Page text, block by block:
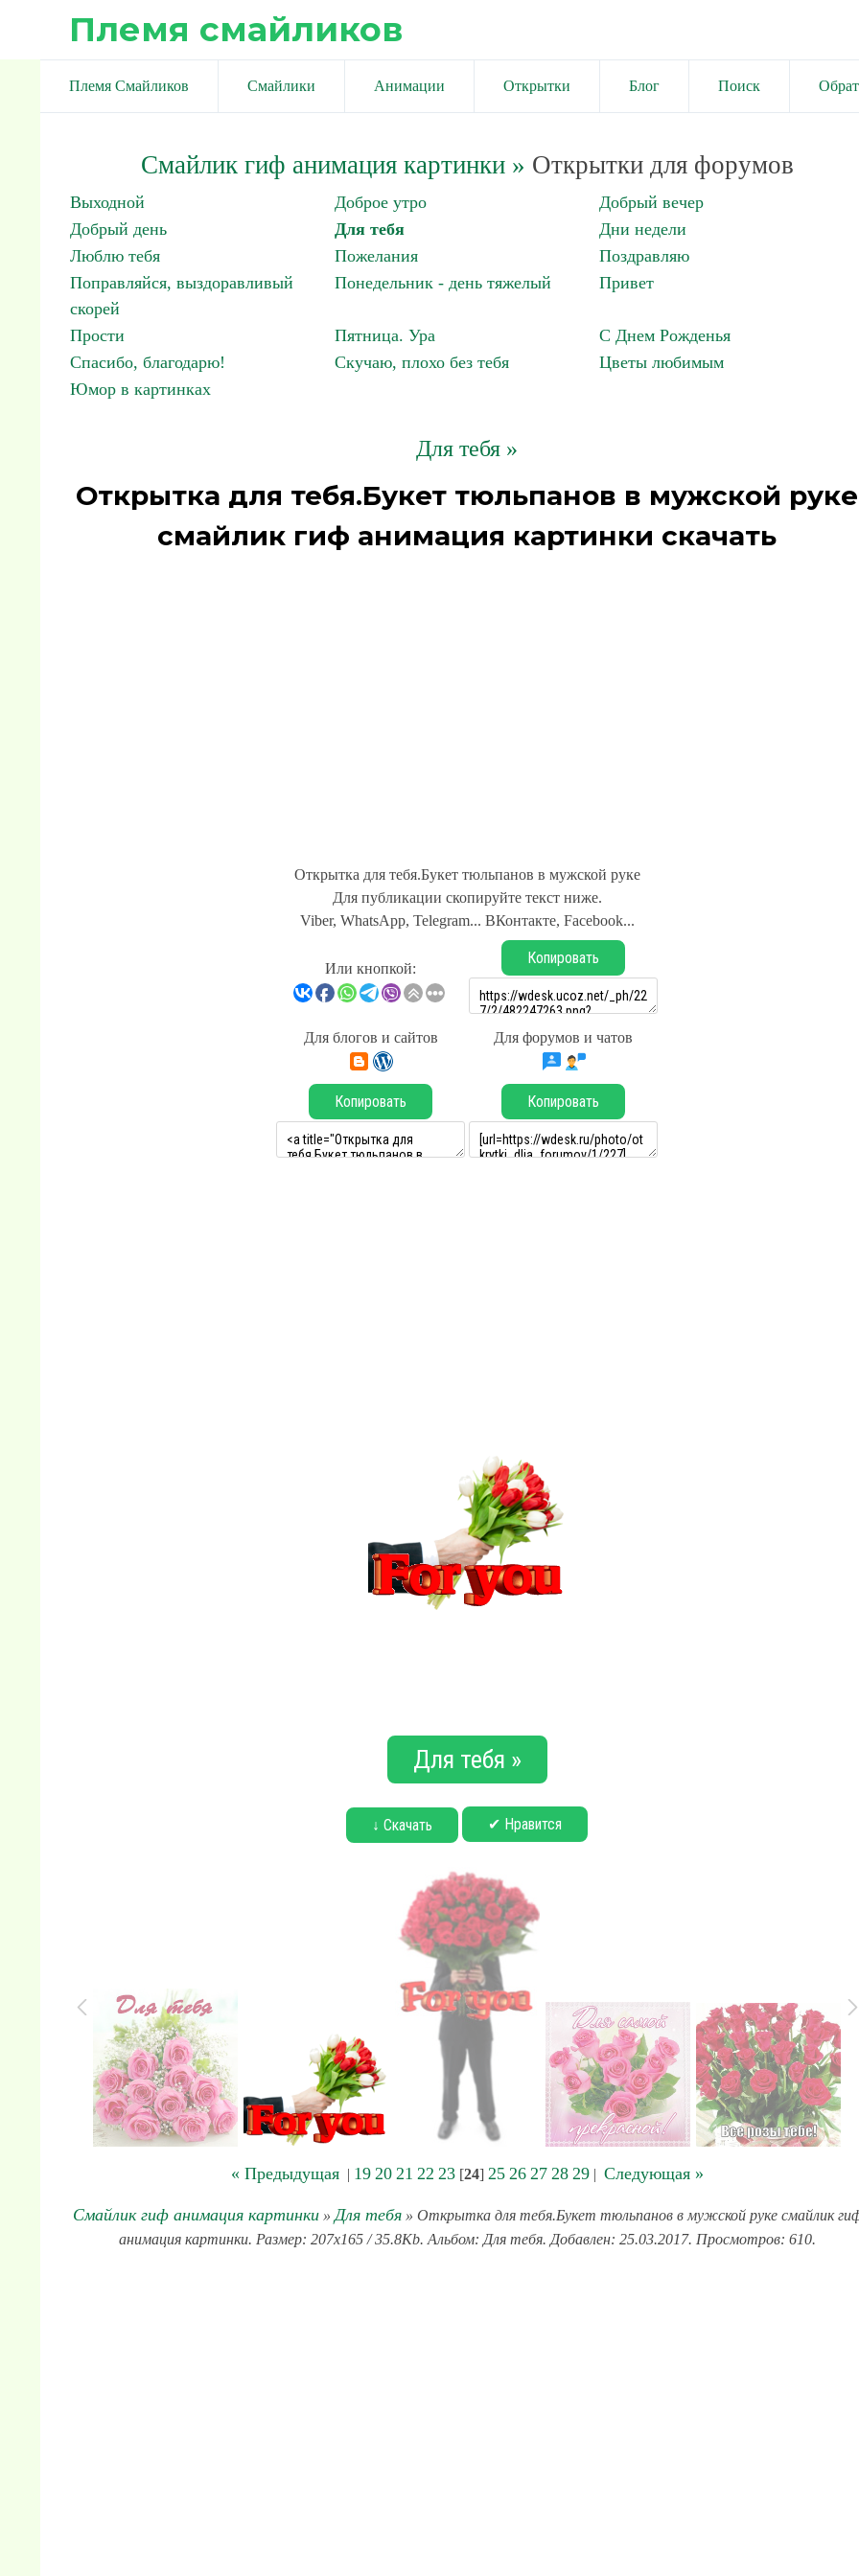
Племя смайликов
Племя Смайликов Смайлики Анимации Открытки Блог Поиск
Смайлик гиф анимация картинки» Открытки для форумов
Выходной Доброе утро
Добрый вечер
Добрый день
Для тебя
Дни недели
Люблю тебя
Пожелания
Поздравляю
Поправляйся, выздоравливый
скорей
Понедельник - день тяжелый Привет
Прости Пятница. Ура
С Днем Рожденья
Спасибо, благодарю!
Скучаю, плохо без тебя
Цветы любимым
Юмор в картинках
Для тебя »
Открытка для тебя.Букет тюльпанов в мужской руке
смайлик гиф анимация картинки скачать
Открытка для тебя.Букет тюльпанов в мужской руке
Для публикации скопируйте текст ниже.
Viber, WhatsApp, Telegram... ВКонтакте, Facebook...
Или кнопкой:
Копировать
Для блогов и сайтов Для форумов и чатов
Копировать Копировать
Для тебя »
↓ Скачать ✔ Нравится
« Предыдущая| 19 20 21 22 23[24] 25 26 27 28 29| Следующая »
Смайлик гиф анимация картинки» Для тебя» Открытка для тебя.Букет тюльпанов в мужской руке смайлик
анимация картинки. Размер: 207x165 / 35.8Kb. Альбом: Для тебя. Добавлен: 25.03.2017. Просмотров: 610.